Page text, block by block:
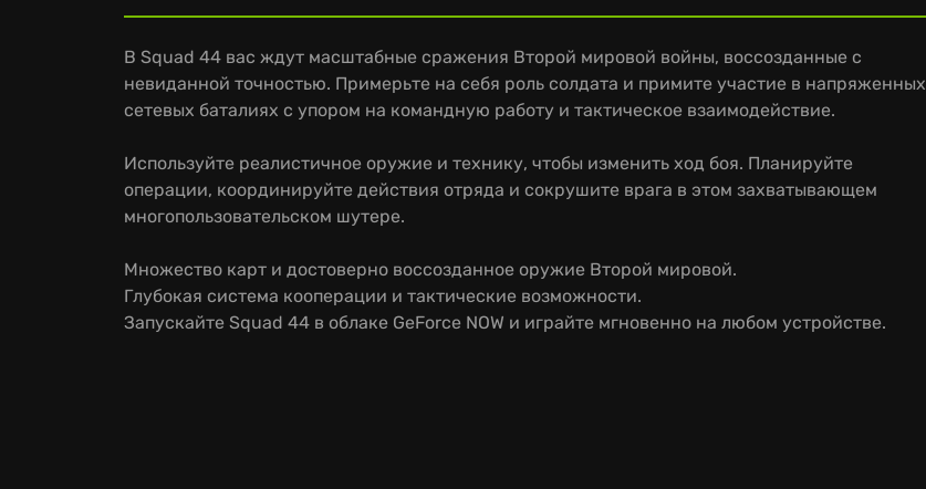
В Squad 44 вас ждут масштабные сражения Второй мировой войны, воссозданные с
невиданной точностью. Примерьте на себя роль солдата и примите участие в напряженных
сетевых баталиях с упором на командную работу и тактическое взаимодействие.
Используйте реалистичное оружие и технику, чтобы изменить ход боя. Планируйте
операции, координируйте действия отряда и сокрушите врага в этом захватывающем
многопользовательском шутере.
Множество карт и достоверно воссозданное оружие Второй мировой.
Глубокая система кооперации и тактические возможности.
Запускайте Squad 44 в облаке GeForce NOW и играйте мгновенно на любом устройстве.